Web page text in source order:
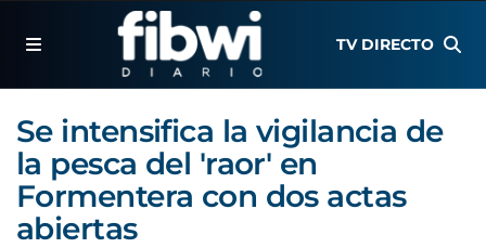
TV DIRECTO
Se intensifica la vigilancia de
la pesca del 'raor' en
Formentera con dos actas
abiertas